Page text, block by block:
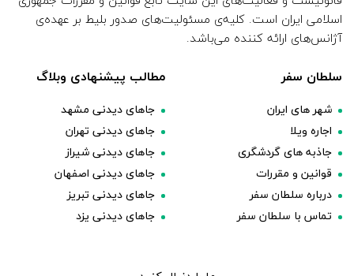
اسلامی ایران است. کلیه‌ی مسئولیت‌های صدور بلیط بر عهده‌ی
آژانس‌های ارائه کننده می‌باشد.
سلطان سفر
شهر های ایران
اجاره ویلا
جاذبه های گردشگری
قوانین و مقررات
درباره سلطان سفر
تماس با سلطان سفر
مطالب پیشنهادی وبلاگ
جاهای دیدنی مشهد
جاهای دیدنی تهران
جاهای دیدنی شیراز
جاهای دیدنی اصفهان
جاهای دیدنی تبریز
جاهای دیدنی یزد